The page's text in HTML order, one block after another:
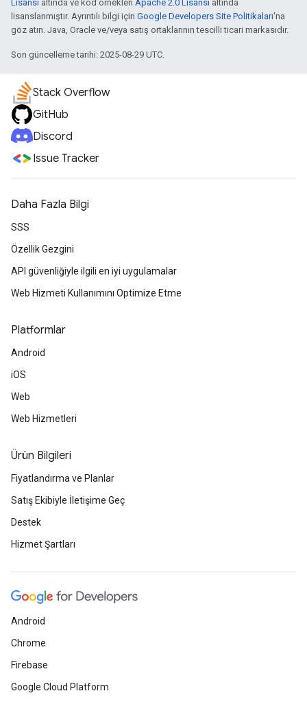
Lisansı altında ve kod örnekleri Apache 2.0 Lisansı altında
lisanslanmıştır. Ayrıntılı bilgi için Google Developers Site Politikaları'na
göz atın. Java, Oracle ve/veya satış ortaklarının tescilli ticari markasıdır.
Son güncelleme tarihi: 2025-08-29 UTC.
Stack Overflow
GitHub
Discord
Issue Tracker
Daha Fazla Bilgi
SSS
Özellik Gezgini
API güvenliğiyle ilgili en iyi uygulamalar
Web Hizmeti Kullanımını Optimize Etme
Platformlar
Android
iOS
Web
Web Hizmetleri
Ürün Bilgileri
Fiyatlandırma ve Planlar
Satış Ekibiyle İletişime Geç
Destek
Hizmet Şartları
Android
Chrome
Firebase
Google Cloud Platform